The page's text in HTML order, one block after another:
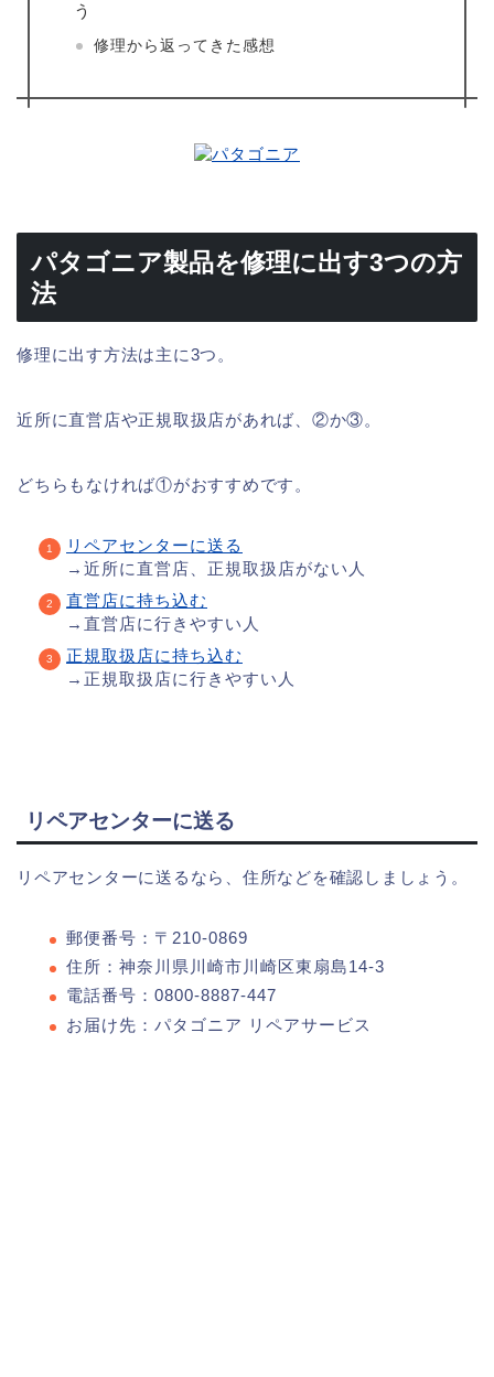
う
修理から返ってきた感想
パタゴニア製品を修理に出す3つの方
法
修理に出す方法は主に3つ。
近所に直営店や正規取扱店があれば、②か③。
どちらもなければ①がおすすめです。
リペアセンターに送る
→近所に直営店、正規取扱店がない人
直営店に持ち込む
→直営店に行きやすい人
正規取扱店に持ち込む
→正規取扱店に行きやすい人
リペアセンターに送る
リペアセンターに送るなら、住所などを確認しましょう。
郵便番号：〒210-0869
住所：神奈川県川崎市川崎区東扇島14-3
電話番号：0800-8887-447
お届け先：パタゴニア リペアサービス